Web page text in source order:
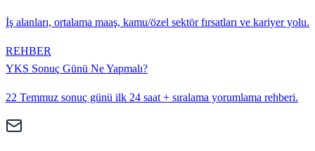
İş alanları, ortalama maaş, kamu/özel sektör fırsatları ve kariyer yolu.
REHBER
YKS Sonuç Günü Ne Yapmalı?
22 Temmuz sonuç günü ilk 24 saat + sıralama yorumlama rehberi.